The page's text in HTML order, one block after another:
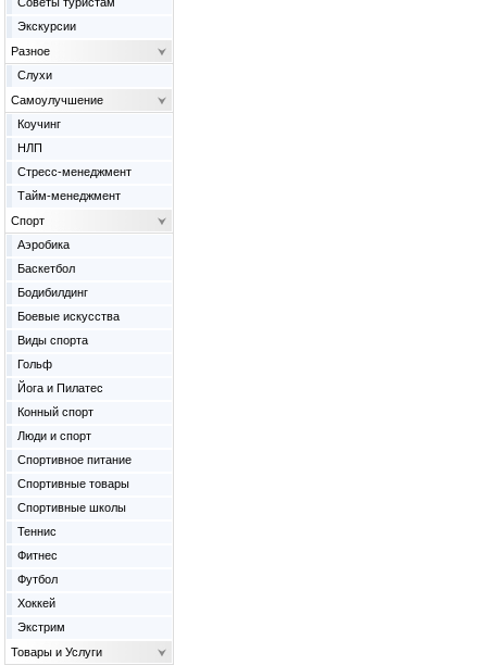
Экскурсии
Разное
Слухи
Самоулучшение
Коучинг
НЛП
Стресс-менеджмент
Тайм-менеджмент
Спорт
Аэробика
Баскетбол
Бодибилдинг
Боевые искусства
Виды спорта
Гольф
Йога и Пилатес
Конный спорт
Люди и спорт
Спортивное питание
Спортивные товары
Спортивные школы
Теннис
Фитнес
Футбол
Хоккей
Экстрим
Товары и Услуги